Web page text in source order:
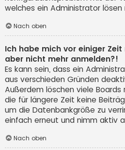
welches ein Administrator lösen
Nach oben
Ich habe mich vor einiger
aber nicht mehr anmelden?!
Es kann sein, dass ein
aus verschieden Gründen
Außerdem löschen viele Boards
die für längere Zeit keine
um die Datenbankgröße zu
einfach erneut und nimm aktiv
Nach oben